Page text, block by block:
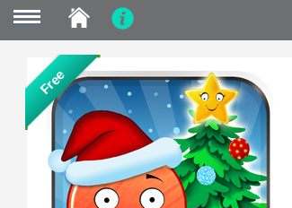
content
Free